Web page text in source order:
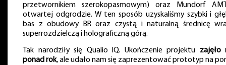
przetwornikiem szerokopasmowym) oraz Mundorf
otwartej odgrodzie. W ten sposób uzyskaliśmy szybki i
bas z obudowy BR oraz czystą i naturalną średnicę
superrozdzielczą i holograficzną górą.
Tak narodziły się Qualio IQ. Ukończenie projektu zajęło
ponad rok, ale udało nam się zaprezentować prototyp na